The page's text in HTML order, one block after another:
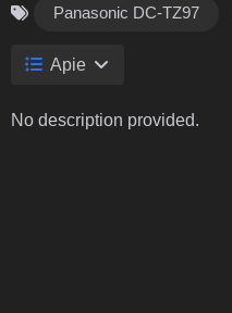
Panasonic DC-TZ97
Apie
No description provided.